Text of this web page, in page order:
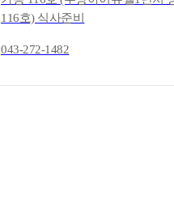
116호) 식사준비
043-272-1482